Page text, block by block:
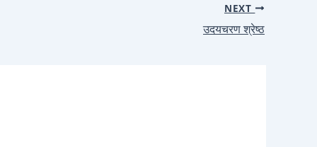
NEXT
उदयचरण श्रेष्ठ